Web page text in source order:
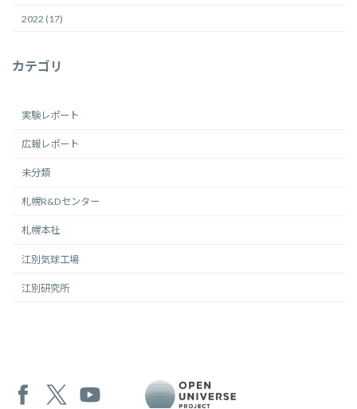
2022 (17)
カテゴリ
実験レポート
広報レポート
未分類
札幌R&Dセンター
札幌本社
江別気球工場
江別研究所